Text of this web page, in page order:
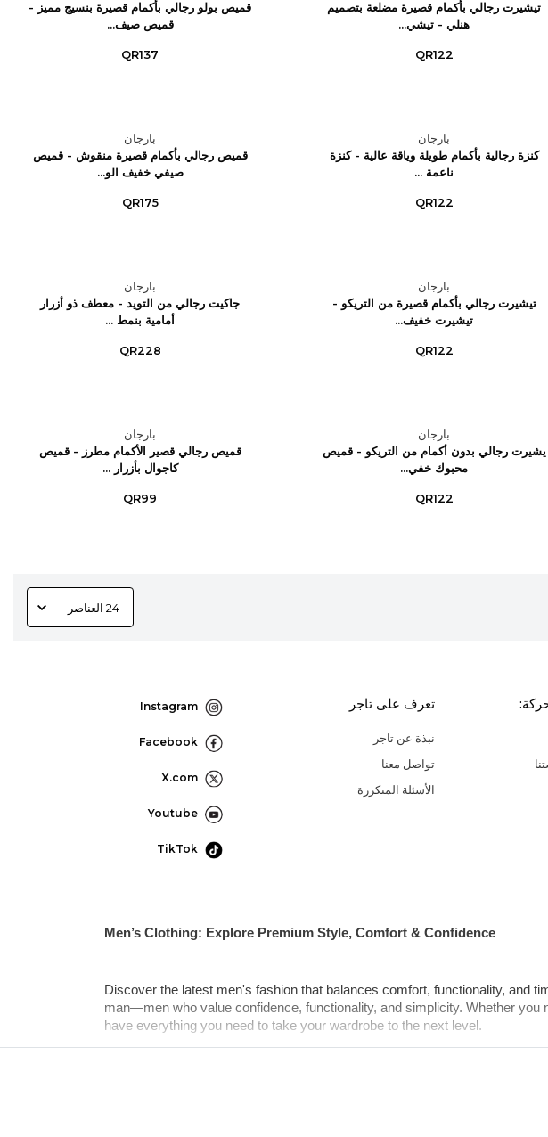
تيشيرت رجالي بأكمام قصيرة مضلعة بتصميم
هنلي - تيشي...
QR122
قميص بولو رجالي بأكمام قصيرة بنسيج مميز -
قميص صيف...
QR137
بارجان
كنزة رجالية بأكمام طويلة وياقة عالية - كنزة
ناعمة ...
QR122
بارجان
قميص رجالي بأكمام قصيرة منقوش - قميص
صيفي خفيف الو...
QR175
بارجان
تيشيرت رجالي بأكمام قصيرة من التريكو -
تيشيرت خفيف...
QR122
بارجان
جاكيت رجالي من التويد - معطف ذو أزرار
أمامية بنمط ...
QR228
بارجان
يشيرت رجالي بدون أكمام من التريكو - قميص
محبوك خفي...
QR122
بارجان
قميص رجالي قصير الأكمام مطرز - قميص
كاجوال بأزرار ...
QR99
تعرف على تاجر
نبذة عن تاجر
تواصل معنا
الأسئلة المتكررة
Instagram
Facebook
X.com
Youtube
TikTok
Men’s Clothing: Explore Premium Style, Comfort & Confidence
Discover the latest men's fashion that balances comfort, functionality, and
man—men who value confidence, functionality, and simplicity. Whether
have everything you need to take your wardrobe to the next level.
Starting from men's fashion t-shirts to ethnic wear, men's track suits,